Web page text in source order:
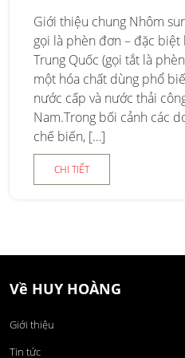
Giới thiệu chung Nhôm
gọi là phèn đơn – đặc
Trung Quốc (gọi tắt là
một hóa chất dùng phổ
nước cấp và nước thải
Nam.Trong bối cảnh các
chế biến, […]
CHI TIẾT
Về HUY HOÀNG
Giới thiệu
Tin tức